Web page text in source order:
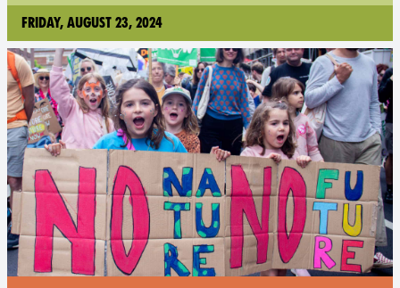
Friday, August 23, 2024